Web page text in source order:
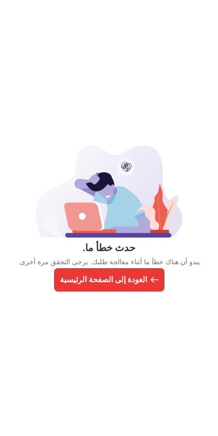
حدث خطأ ما.
يبدو أن هناك خطأ ما أثناء معالجة طلبك. يرجى التحقق مرة أخرى.
العودة إلى الصفحة الرئيسية